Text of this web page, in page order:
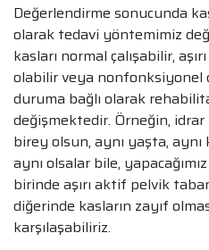
Değerlendirme sonucunda
olarak tedavi yöntemimiz
kasları normal çalışabilir,
olabilir veya nonfonksiyonel
duruma bağlı olarak
değişmektedir. Örneğin, idrar
birey olsun, aynı yaşta,
aynı olsalar bile,
birinde aşırı aktif pelvik
diğerinde kasların zayıf
karşılaşabiliriz.